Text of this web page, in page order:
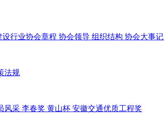
设行业协会章程 协会领导 组织结构 协会大事记
法规
风采 李春奖 黄山杯 安徽交通优质工程奖